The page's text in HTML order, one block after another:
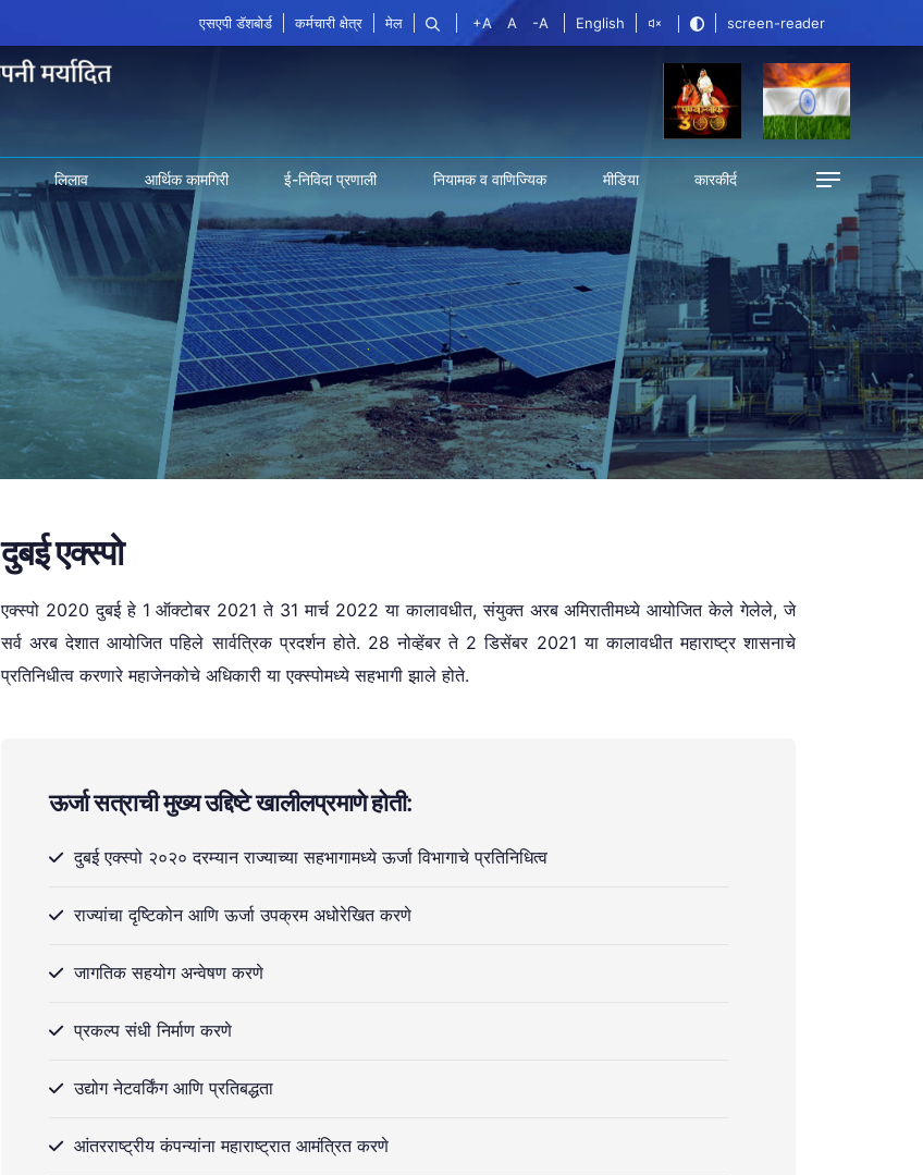
एसएपी डॅशबोर्ड कर्मचारी क्षेत्र मेल +A A -A English screen-reader
लिलाव आर्थिक कामगिरी ई-निविदा प्रणाली नियामक व वाणिज्यिक मीडिया कारकीर्द
दुबई एक्स्पो
एक्स्पो 2020 दुबई हे 1 ऑक्टोबर 2021 ते 31 मार्च 2022 या कालावधीत, संयुक्त अरब अमिरातीमध्ये आयोजित केले गेलेले, जे
सर्व अरब देशात आयोजित पहिले सार्वत्रिक प्रदर्शन होते. 28 नोव्हेंबर ते 2 डिसेंबर 2021 या कालावधीत महाराष्ट्र शासनाचे
प्रतिनिधीत्व करणारे महाजेनकोचे अधिकारी या एक्स्पोमध्ये सहभागी झाले होते.
ऊर्जा सत्राची मुख्य उद्दिष्टे खालीलप्रमाणे होती:
दुबई एक्स्पो २०२० दरम्यान राज्याच्या सहभागामध्ये ऊर्जा विभागाचे प्रतिनिधित्व
राज्यांचा दृष्टिकोन आणि ऊर्जा उपक्रम अधोरेखित करणे
जागतिक सहयोग अन्वेषण करणे
प्रकल्प संधी निर्माण करणे
उद्योग नेटवर्किंग आणि प्रतिबद्धता
आंतरराष्ट्रीय कंपन्यांना महाराष्ट्रात आमंत्रित करणे